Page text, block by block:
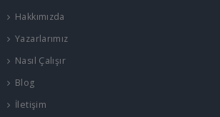
Hakkımızda
Yazarlarımız
Nasıl Çalışır
Blog
İletişim